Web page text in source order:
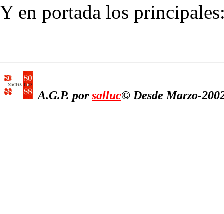
Y en portada los
A.G.P. porsalluc© Desde Marzo-